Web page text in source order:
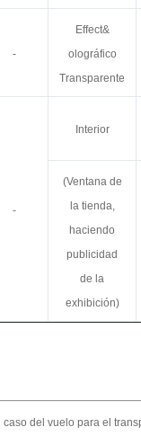
-
Effect&
olográfico
Transparente
-
Interior
(Ventana de
la tienda,
haciendo
publicidad
de la
exhibición)
del vuelo para el